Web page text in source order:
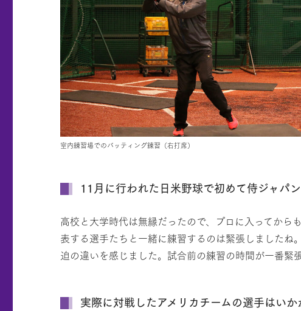
室内練習場でのバッティング練習（右打席）
11月に行われた日米野球で初めて侍ジャパ
高校と大学時代は無縁だったので、プロに入ってから
表する選手たちと一緒に練習するのは緊張しました
迫の違いを感じました。試合前の練習の時間が一番緊
実際に対戦したアメリカチームの選手はいか